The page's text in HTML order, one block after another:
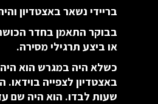
בריידי נשאר באצטדיון
בבוקר התאמן בחדר
או ביצע תרגילי מסירה.
כשלא היה במגרש הוא
באצטדיון לצפייה
שעות לבדו. הוא היה שם עד 22:00